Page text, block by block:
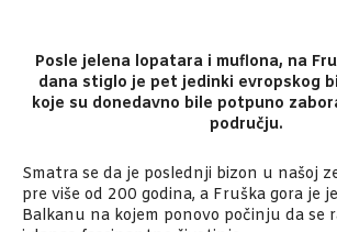
Posle jelena lopatara i muflona, na
dana stiglo je pet jedinki evropskog
koje su donedavno bile potpuno
području.
Smatra se da je poslednji bizon u našoj
pre više od 200 godina, a Fruška gora je
Balkanu na kojem ponovo počinju da se